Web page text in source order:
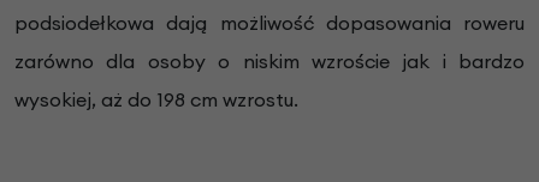
podsiodełkowa dają możliwość dopasowania roweru
zarówno dla osoby o niskim wzroście jak i bardzo
wysokiej, aż do 198 cm wzrostu.